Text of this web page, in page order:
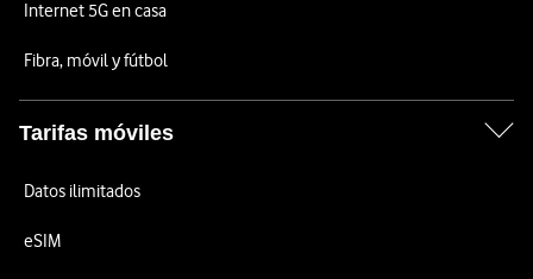
Internet 5G en casa
Fibra, móvil y fútbol
Tarifas móviles
Datos ilimitados
eSIM